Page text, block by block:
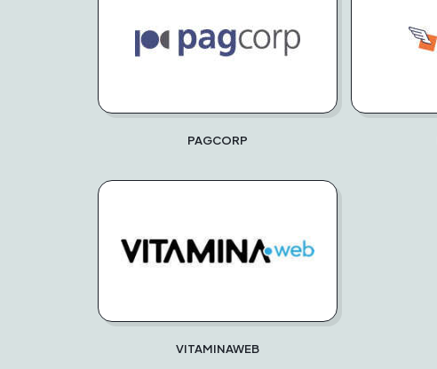
PAGCORP
VITAMINAWEB